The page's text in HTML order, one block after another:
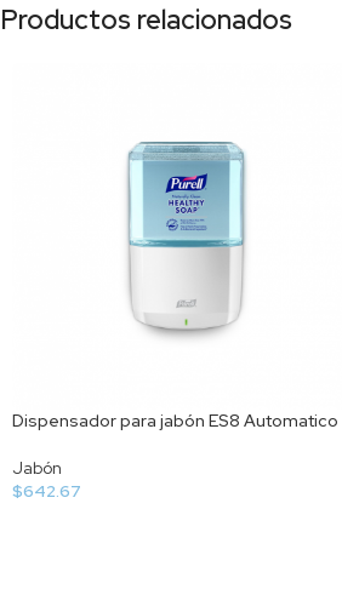
Productos relacionados
Dispensador para jabón ES8 Automatico
Jabón
$642.67